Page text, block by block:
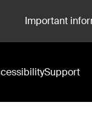
Important
Support
Social